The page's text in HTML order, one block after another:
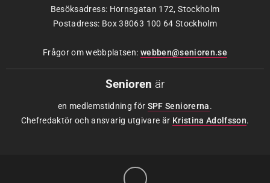
Besöksadress: Hornsgatan 172, Stockholm
Postadress: Box 38063 100 64 Stockholm
Frågor om webbplatsen: webben@senioren.se
Senioren är
en medlemstidning för SPF Seniorerna.
Chefredaktör och ansvarig utgivare är Kristina Adolfsson.